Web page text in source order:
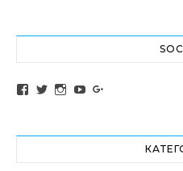
View altochef’s profile on
View jovancica73’s profile
View jovancica73’s
View